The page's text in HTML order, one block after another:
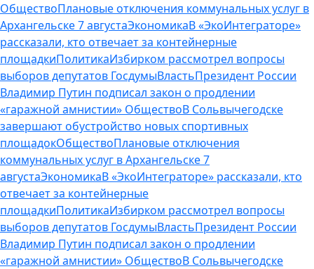
ОбществоПлановые отключения коммунальных услуг в
Архангельске 7 августаЭкономикаВ «ЭкоИнтеграторе»
рассказали, кто отвечает за контейнерные
площадкиПолитикаИзбирком рассмотрел вопросы
выборов депутатов ГосдумыВластьПрезидент России
Владимир Путин подписал закон о продлении
«гаражной амнистии» ОбществоВ Сольвычегодске
завершают обустройство новых спортивных
площадокОбществоПлановые отключения
коммунальных услуг в Архангельске 7
августаЭкономикаВ «ЭкоИнтеграторе» рассказали, кто
отвечает за контейнерные
площадкиПолитикаИзбирком рассмотрел вопросы
выборов депутатов ГосдумыВластьПрезидент России
Владимир Путин подписал закон о продлении
«гаражной амнистии» ОбществоВ Сольвычегодске